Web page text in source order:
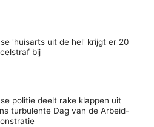
'huisarts uit de hel' krijgt er 20
bij
politie deelt rake klappen uit
turbulente Dag van de Arbeid-